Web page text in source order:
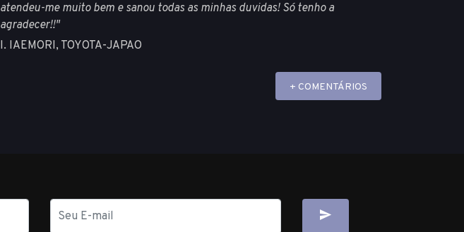
atendeu-me muito bem e sanou todas as minhas duvidas! Só tenho a
agradecer!!"
I. IAEMORI, TOYOTA-JAPAO
+ COMENTÁRIOS
mail